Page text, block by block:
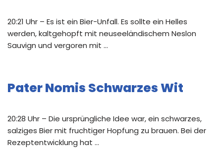
20:21 Uhr – Es ist ein Bier-Unfall. Es sollte ein Helles
werden, kaltgehopft mit neuseeländischem Neslon
Sauvign und vergoren mit …
Pater Nomis Schwarzes Wit
20:28 Uhr – Die ursprüngliche Idee war, ein schwarzes,
salziges Bier mit fruchtiger Hopfung zu brauen. Bei der
Rezeptentwicklung hat …